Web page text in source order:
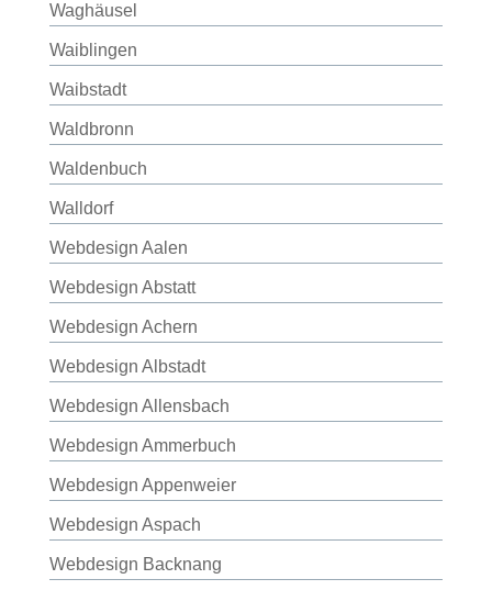
Waghäusel
Waiblingen
Waibstadt
Waldbronn
Waldenbuch
Walldorf
Webdesign Aalen
Webdesign Abstatt
Webdesign Achern
Webdesign Albstadt
Webdesign Allensbach
Webdesign Ammerbuch
Webdesign Appenweier
Webdesign Aspach
Webdesign Backnang